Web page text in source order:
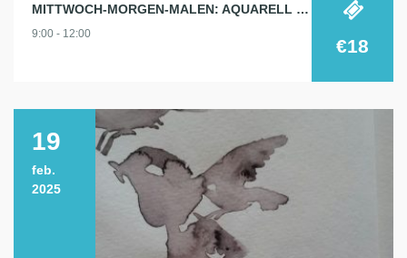
MITTWOCH-MORGEN-MALEN: AQUARELL 5.2.
9:00 - 12:00
€18
19
feb.
2025